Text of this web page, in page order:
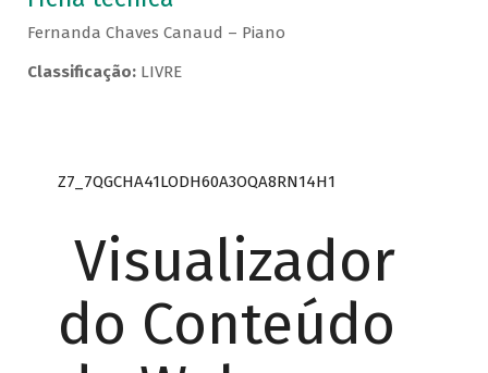
Fernanda Chaves Canaud – Piano
Classificação:LIVRE
Z7_7QGCHA41LODH60A3OQA8RN14H1
Visualizador
do Conteúdo